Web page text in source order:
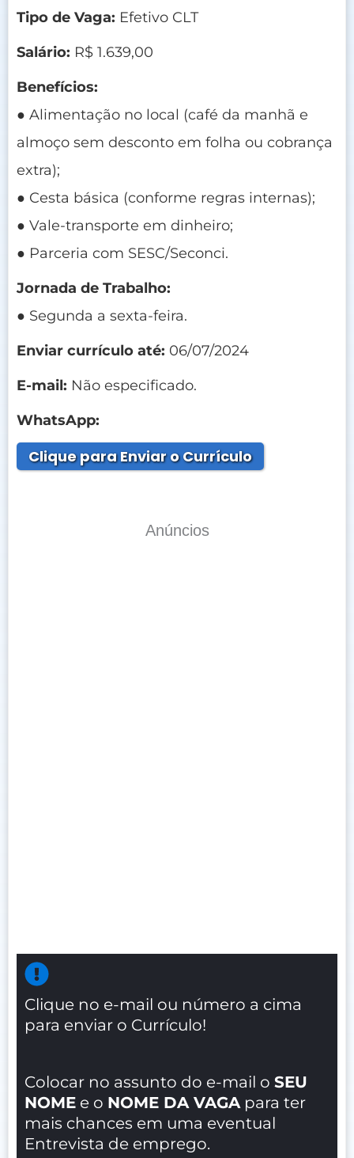
Tipo de Vaga: Efetivo CLT
Salário: R$ 1.639,00
Benefícios:
● Alimentação no local (café da manhã e
almoço sem desconto em folha ou cobrança
extra);
● Cesta básica (conforme regras internas);
● Vale-transporte em dinheiro;
● Parceria com SESC/Seconci.
Jornada de Trabalho:
● Segunda a sexta-feira.
Enviar currículo até: 06/07/2024
E-mail: Não especificado.
WhatsApp:
Clique para Enviar o Currículo
Anúncios
Clique no e-mail ou número a cima
para enviar o Currículo!
Colocar no assunto do e-mail o SEU
NOME e o NOME DA VAGA para ter
mais chances em uma eventual
Entrevista de emprego.